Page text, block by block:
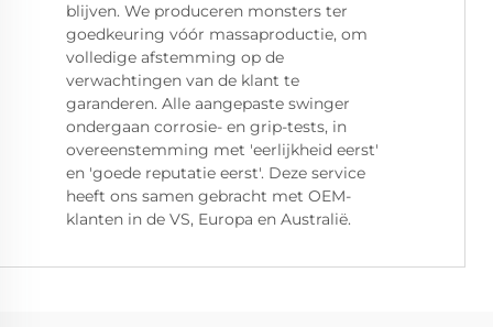
blijven. We produceren monsters ter
goedkeuring vóór massaproductie, om
volledige afstemming op de
verwachtingen van de klant te
garanderen. Alle aangepaste swinger
ondergaan corrosie- en grip-tests, in
overeenstemming met 'eerlijkheid eerst'
en 'goede reputatie eerst'. Deze service
heeft ons samen gebracht met OEM-
klanten in de VS, Europa en Australië.